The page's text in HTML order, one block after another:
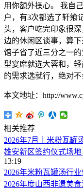
用你额外操心。 我自
户，有3次都选了轩飨
头，客户吃完印象很
边的休闲区谈事，算
馆子省了近三分之一
型宴席就选大蓉和，
的需求选就行，绝对不
本文地址：http://
相关推荐
2026年7月｜米粉瓦罐
雄安新区签约仪式场
13:19
2026年米粉瓦罐汤行
2026年度山西非遗美